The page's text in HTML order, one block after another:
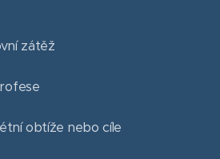
zátěž
obtíže nebo cíle